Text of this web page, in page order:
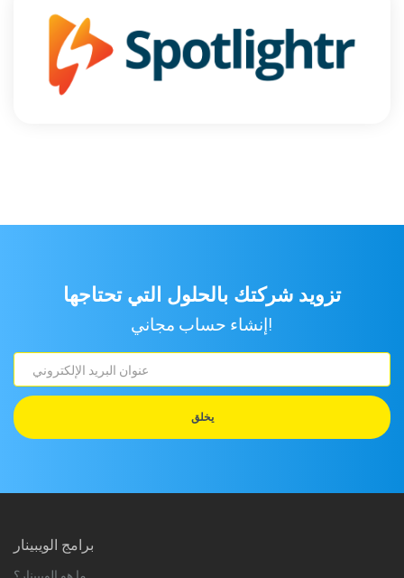
تزويد شركتك بالحلول التي تحتاجها
إنشاء حساب مجاني!
عنوان
البريد
الإلكتروني
يخلق
برامج الويبينار